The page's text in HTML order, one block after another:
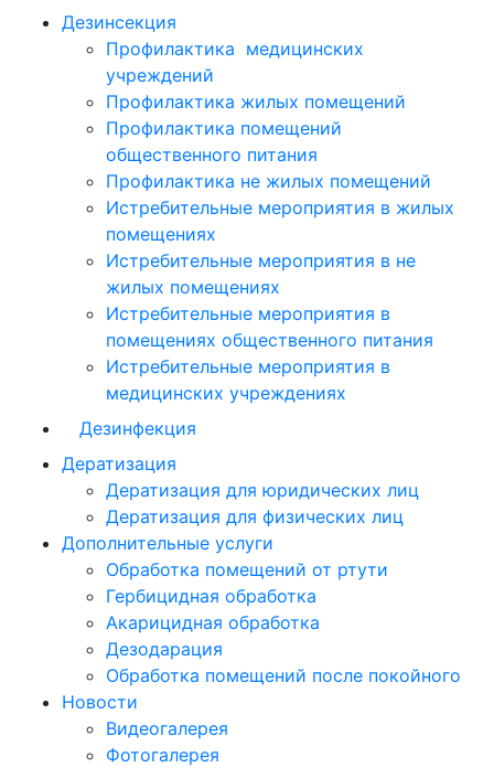
Дезинсекция
Профилактика медицинских
учреждений
Профилактика жилых помещений
Профилактика помещений
общественного питания
Профилактика не жилых помещений
Истребительные мероприятия в жилых
помещениях
Истребительные мероприятия в не
жилых помещениях
Истребительные мероприятия в
помещениях общественного питания
Истребительные мероприятия в
медицинских учреждениях
Дезинфекция
Дератизация
Дератизация для юридических лиц
Дератизация для физических лиц
Дополнительные услуги
Обработка помещений от ртути
Гербицидная обработка
Акарицидная обработка
Дезодарация
Обработка помещений после покойного
Новости
Видеогалерея
Фотогалерея